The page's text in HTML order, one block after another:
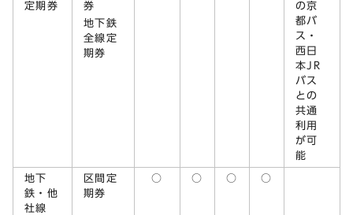
定期券
券
地下鉄
全線定
期券
の京
都バ
ス・
西日
本JR
バス
との
共通
利用
が可
能
地下
鉄・他
社線
区間定
期券
○ ○ ○ ○